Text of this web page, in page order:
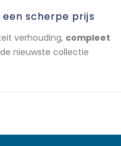
scherpe prijs
verhouding, compleet
nieuwste collectie